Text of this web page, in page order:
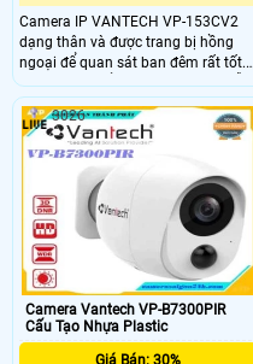
Camera IP VANTECH VP-153CV2
dạng thân và được trang bị hồng
ngoại để quan sát ban đêm rất tốt.
Camera có kiểu dáng đẹp mắt, mẫu
mã sang trọng, sản phẩm có độ ổn
định cao
Camera Vantech VP-B7300PIR
Cấu Tạo Nhựa Plastic
Giá Bán: 30%
3026